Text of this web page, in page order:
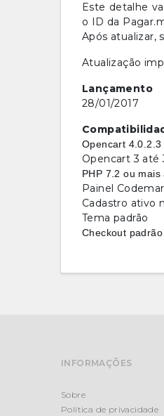
Este detalhe
o ID da
Após atualizar,
Atualização
Lançamento
28/01/2017
Opencart
Opencart 3 até
PHP 7.2 ou
Painel
Cadastro ativo
Tema padrão
Checkout
INFORMAÇÕES
Sobre
Política de privacidade